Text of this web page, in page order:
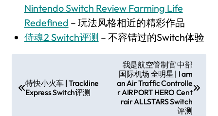
Nintendo Switch Review Farming Life
Redefined – 玩法风格相近的精彩作品
侍魂2 Switch评测 – 不容错过的Switch体验
导
特快小火车 | Trackline
Express Switch评测
我是航空管制官 中部
国际机场 全明星 | I am
an Air Traffic Controlle
r AIRPORT HERO Cent
rair ALLSTARS Switch
评测